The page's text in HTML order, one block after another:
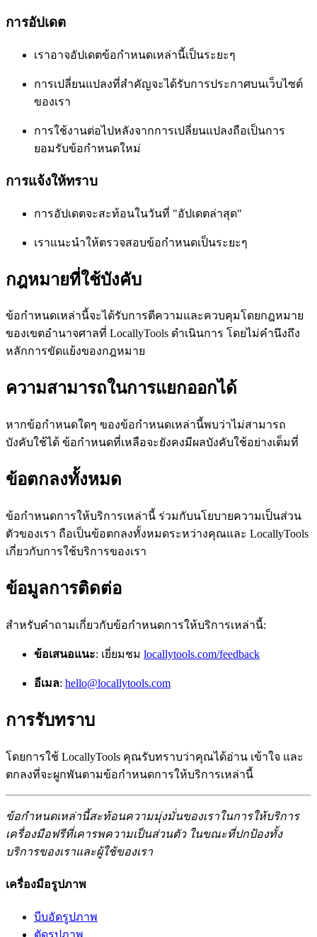
การอัปเดต
เราอาจอัปเดตข้อกำหนดเหล่านี้เป็นระยะๆ
การเปลี่ยนแปลงที่สำคัญจะได้รับการประกาศบนเว็บไซต์
ของเรา
การใช้งานต่อไปหลังจากการเปลี่ยนแปลงถือเป็นการ
ยอมรับข้อกำหนดใหม่
การแจ้งให้ทราบ
การอัปเดตจะสะท้อนในวันที่ "อัปเดตล่าสุด"
เราแนะนำให้ตรวจสอบข้อกำหนดเป็นระยะๆ
กฎหมายที่ใช้บังคับ
ข้อกำหนดเหล่านี้จะได้รับการตีความและควบคุมโดยกฎหมาย
ของเขตอำนาจศาลที่ LocallyTools ดำเนินการ โดยไม่คำนึงถึง
หลักการขัดแย้งของกฎหมาย
ความสามารถในการแยกออกได้
หากข้อกำหนดใดๆ ของข้อกำหนดเหล่านี้พบว่าไม่สามารถ
บังคับใช้ได้ ข้อกำหนดที่เหลือจะยังคงมีผลบังคับใช้อย่างเต็มที่
ข้อตกลงทั้งหมด
ข้อกำหนดการให้บริการเหล่านี้ ร่วมกับนโยบายความเป็นส่วน
ตัวของเรา ถือเป็นข้อตกลงทั้งหมดระหว่างคุณและ LocallyTools
เกี่ยวกับการใช้บริการของเรา
ข้อมูลการติดต่อ
สำหรับคำถามเกี่ยวกับข้อกำหนดการให้บริการเหล่านี้:
ข้อเสนอแนะ: เยี่ยมชม locallytools.com/feedback
อีเมล: hello@locallytools.com
การรับทราบ
โดยการใช้ LocallyTools คุณรับทราบว่าคุณได้อ่าน เข้าใจ และ
ตกลงที่จะผูกพันตามข้อกำหนดการให้บริการเหล่านี้
ข้อกำหนดเหล่านี้สะท้อนความมุ่งมั่นของเราในการให้บริการ
เครื่องมือฟรีที่เคารพความเป็นส่วนตัว ในขณะที่ปกป้องทั้ง
บริการของเราและผู้ใช้ของเรา
เครื่องมือรูปภาพ
บีบอัดรูปภาพ